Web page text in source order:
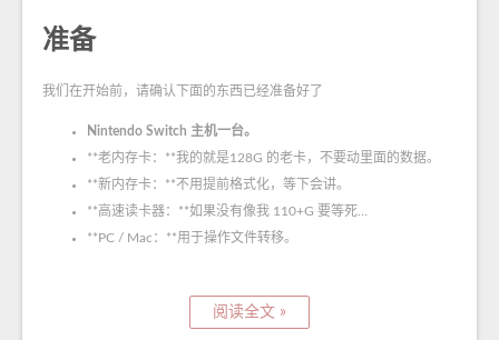
准备
我们在开始前，请确认下面的东西已经准备好了
Nintendo Switch 主机一台。
**老内存卡：**我的就是128G 的老卡，不要动里面的数据。
**新内存卡：**不用提前格式化，等下会讲。
**高速读卡器：**如果没有像我 110+G 要等死…
**PC / Mac：**用于操作文件转移。
阅读全文 »